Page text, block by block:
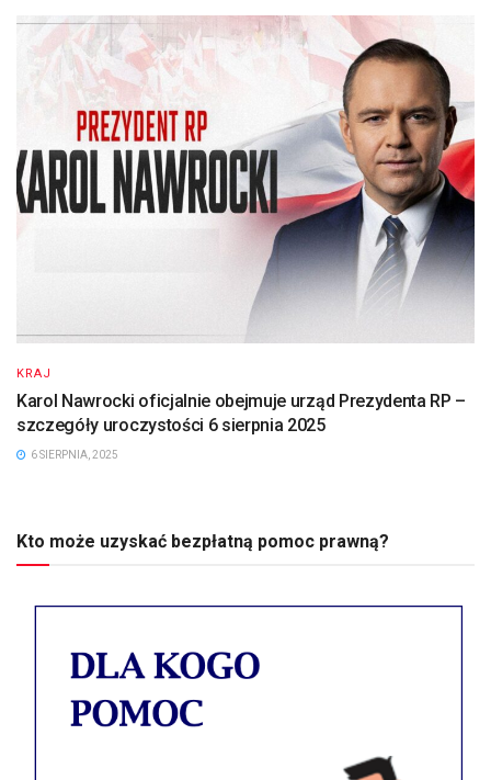
KRAJ
Karol Nawrocki oficjalnie obejmuje urząd Prezydenta RP –
szczegóły uroczystości 6 sierpnia 2025
6 SIERPNIA, 2025
Kto może uzyskać bezpłatną pomoc prawną?